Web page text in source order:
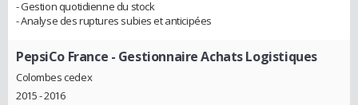
- Gestion quotidienne du stock
- Analyse des ruptures subies et anticipées
PepsiCo France - Gestionnaire Achats Logistiques
Colombes cedex
2015 - 2016